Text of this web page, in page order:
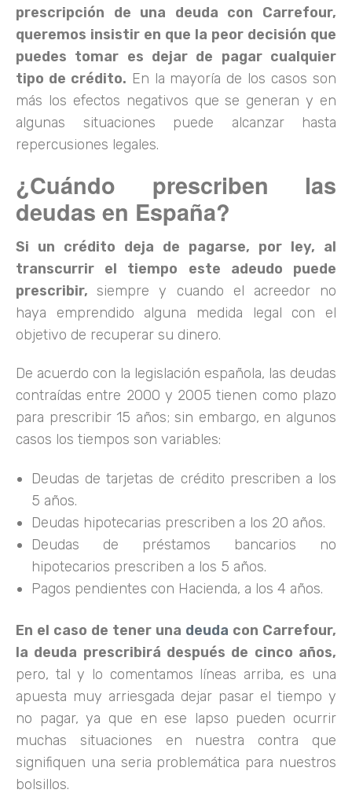
prescripción de una deuda con Carrefour,
queremos insistir en que la peor decisión que
puedes tomar es dejar de pagar cualquier
tipo de crédito. En la mayoría de los casos son
más los efectos negativos que se generan y en
algunas situaciones puede alcanzar hasta
repercusiones legales.
¿Cuándo prescriben las
deudas en España?
Si un crédito deja de pagarse, por ley, al
transcurrir el tiempo este adeudo puede
prescribir,siempre y cuando el acreedor no
haya emprendido alguna medida legal con el
objetivo de recuperar su dinero.
De acuerdo con la legislación española, las deudas
contraídas entre 2000 y 2005 tienen como plazo
para prescribir 15 años; sin embargo, en algunos
casos los tiempos son variables:
Deudas de tarjetas de crédito prescriben a los
5 años.
Deudas hipotecarias prescriben a los 20 años.
Deudas de préstamos bancarios no
hipotecarios prescriben a los 5 años.
Pagos pendientes con Hacienda, a los 4 años.
En el caso de tener una deuda con Carrefour,
la deuda prescribirá después de cinco años,
pero, tal y lo comentamos líneas arriba, es una
apuesta muy arriesgada dejar pasar el tiempo y
no pagar, ya que en ese lapso pueden ocurrir
muchas situaciones en nuestra contra que
signifiquen una seria problemática para nuestros
bolsillos.